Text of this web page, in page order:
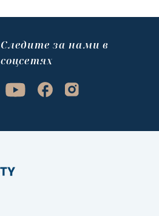
Cледите за нами в
соцсетях